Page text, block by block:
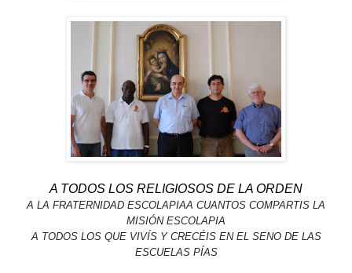
A TODOS LOS RELIGIOSOS DE LA ORDEN
A LA FRATERNIDAD ESCOLAPIAA CUANTOS COMPARTIS LA
MISIÓN ESCOLAPIA
A TODOS LOS QUE VIVÍS Y CRECÉIS EN EL SENO DE LAS
ESCUELAS PÍAS